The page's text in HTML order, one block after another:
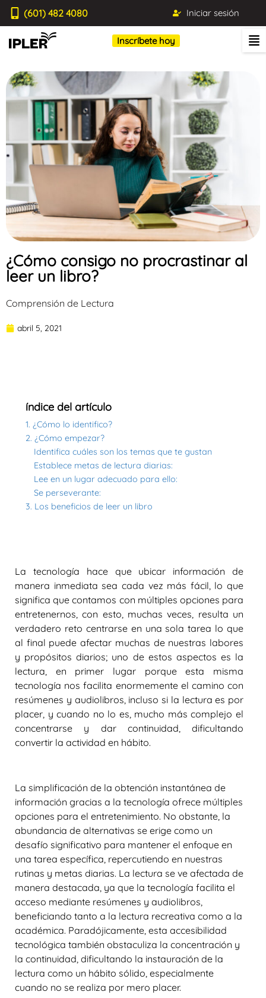
(601) 482 4080 Iniciar sesión
Inscríbete hoy
¿Cómo consigo no procrastinar al
leer un libro?
Comprensión de Lectura
abril 5, 2021
índice del artículo
1. ¿Cómo lo identifico?
2. ¿Cómo empezar?
Identifica cuáles son los temas que te gustan
Establece metas de lectura diarias:
Lee en un lugar adecuado para ello:
Se perseverante:
3. Los beneficios de leer un libro
La tecnología hace que ubicar información de
manera inmediata sea cada vez más fácil, lo que
significa que contamos con múltiples opciones para
entretenernos, con esto, muchas veces, resulta un
verdadero reto centrarse en una sola tarea lo que
al final puede afectar muchas de nuestras labores
y propósitos diarios; uno de estos aspectos es la
lectura, en primer lugar porque esta misma
tecnología nos facilita enormemente el camino con
resúmenes y audiolibros, incluso si la lectura es por
placer, y cuando no lo es, mucho más complejo el
concentrarse y dar continuidad, dificultando
convertir la actividad en hábito.
La simplificación de la obtención instantánea de
información gracias a la tecnología ofrece múltiples
opciones para el entretenimiento. No obstante, la
abundancia de alternativas se erige como un
desafío significativo para mantener el enfoque en
una tarea específica, repercutiendo en nuestras
rutinas y metas diarias. La lectura se ve afectada de
manera destacada, ya que la tecnología facilita el
acceso mediante resúmenes y audiolibros,
beneficiando tanto a la lectura recreativa como a la
académica. Paradójicamente, esta accesibilidad
tecnológica también obstaculiza la concentración y
la continuidad, dificultando la instauración de la
lectura como un hábito sólido, especialmente
cuando no se realiza por mero placer.